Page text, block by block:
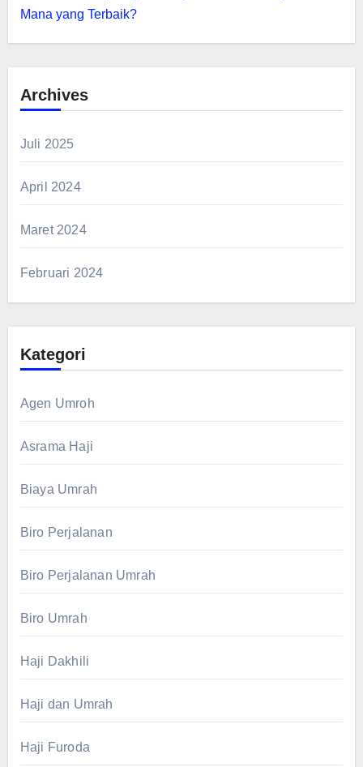
Mana yang Terbaik?
Archives
Juli 2025
April 2024
Maret 2024
Februari 2024
Kategori
Agen Umroh
Asrama Haji
Biaya Umrah
Biro Perjalanan
Biro Perjalanan Umrah
Biro Umrah
Haji Dakhili
Haji dan Umrah
Haji Furoda